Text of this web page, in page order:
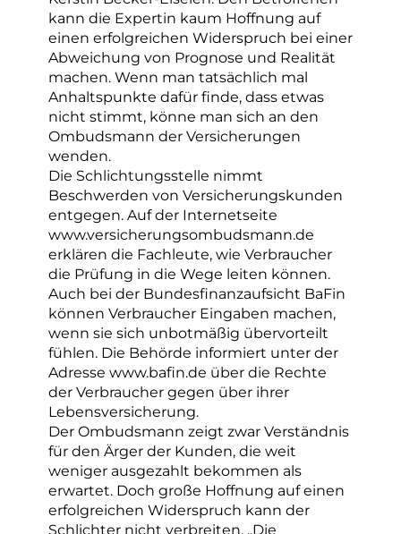
kann die Expertin kaum Hoffnung auf
einen erfolgreichen Widerspruch bei einer
Abweichung von Prognose und Realität
machen. Wenn man tatsächlich mal
Anhaltspunkte dafür finde, dass etwas
nicht stimmt, könne man sich an den
Ombudsmann der Versicherungen
wenden.
Die Schlichtungsstelle nimmt
Beschwerden von Versicherungskunden
entgegen. Auf der Internetseite
www.versicherungsombudsmann.de
erklären die Fachleute, wie Verbraucher
die Prüfung in die Wege leiten können.
Auch bei der Bundesfinanzaufsicht BaFin
können Verbraucher Eingaben machen,
wenn sie sich unbotmäßig übervorteilt
fühlen. Die Behörde informiert unter der
Adresse www.bafin.de über die Rechte
der Verbraucher gegen über ihrer
Lebensversicherung.
Der Ombudsmann zeigt zwar Verständnis
für den Ärger der Kunden, die weit
weniger ausgezahlt bekommen als
erwartet. Doch große Hoffnung auf einen
erfolgreichen Widerspruch kann der
Schlichter nicht verbreiten. „Die